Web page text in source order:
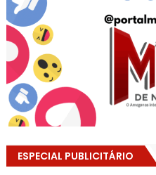
ESPECIAL PUBLICITÁRIO